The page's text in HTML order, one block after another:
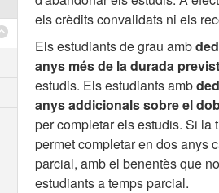
els crèdits convalidats ni els
Els estudiants de grau amb
anys més de la durada
estudis. Els estudiants amb
anys addicionals sobre el
per completar els estudis. Si la
permet completar en dos anys
parcial, amb el benentès que
estudiants a temps parcial.